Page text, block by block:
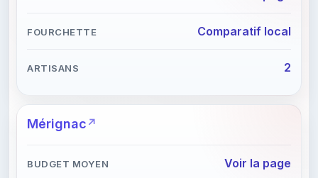
Comparatif local
2
Mérignac
Voir la page